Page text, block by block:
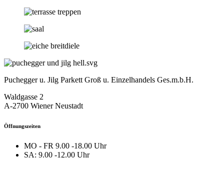
Puchegger u. Jilg Parkett Groß u. Einzelhandels Ges.m.b.H.
Waldgasse 2
A-2700 Wiener Neustadt
Öffnungszeiten
MO - FR 9.00 -18.00 Uhr
SA: 9.00 -12.00 Uhr